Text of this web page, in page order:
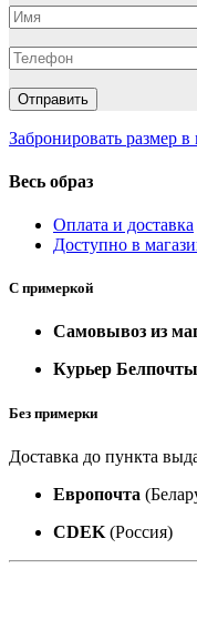
Забронировать размер в
Весь образ
Оплата и доставка
Доступно в
С примеркой
Самовывоз из
Курьер Белпочты
Без примерки
Доставка до пункта
Европочта
CDEK (Россия)